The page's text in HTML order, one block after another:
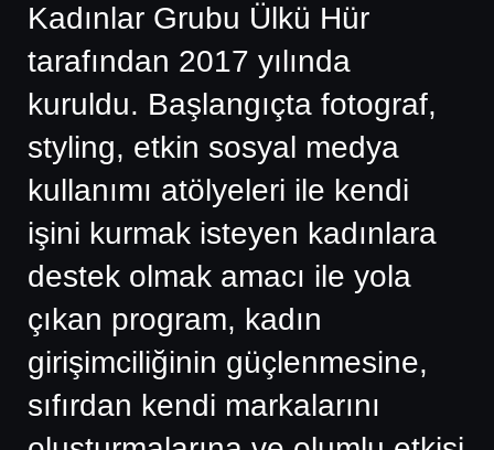
Kadınlar Grubu Ülkü Hür
tarafından 2017 yılında
kuruldu. Başlangıçta fotograf,
styling, etkin sosyal medya
kullanımı atölyeleri ile kendi
işini kurmak isteyen kadınlara
destek olmak amacı ile yola
çıkan program, kadın
girişimciliğinin güçlenmesine,
sıfırdan kendi markalarını